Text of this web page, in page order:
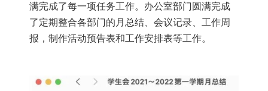
满完成了每一项任务工作。办公室部门圆满完成
了定期整合各部门的月总结、会议记录、工作周
报，制作活动预告表和工作安排表等工作。